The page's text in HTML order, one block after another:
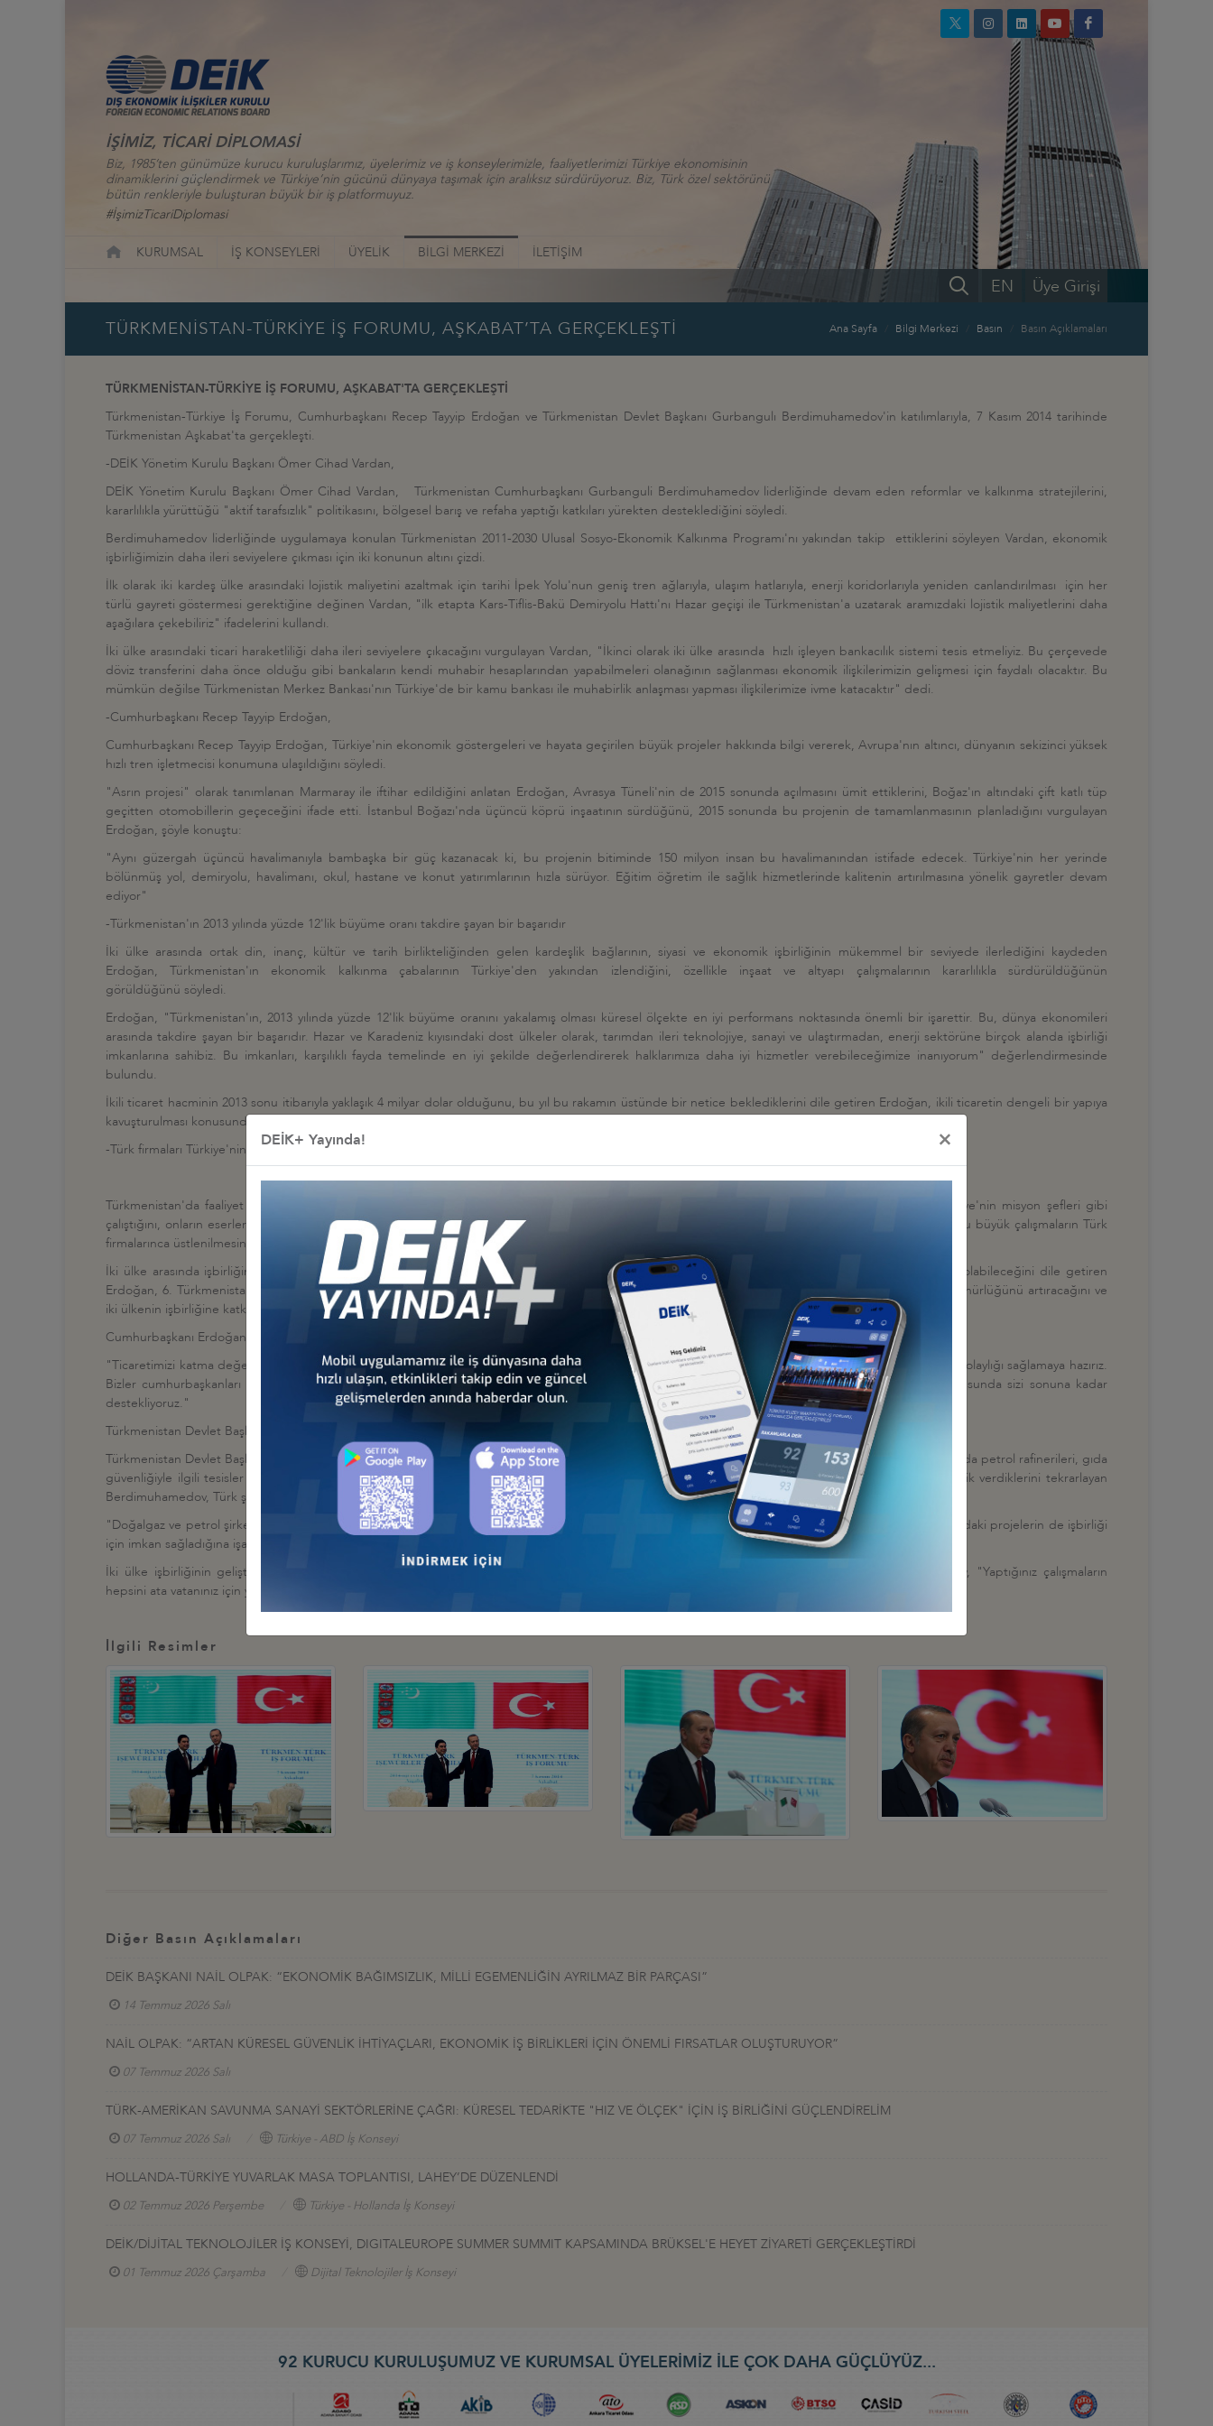
İŞİMİZ, TİCARİ DİPLOMASİ
Biz, 1985’ten günümüze kurucu kuruluşlarımız, üyelerimiz ve iş konseylerimizle, faaliyetlerimizi Türkiye ekonomisinin
dinamiklerini güçlendirmek ve Türkiye’nin gücünü dünyaya taşımak için aralıksız sürdürüyoruz. Biz, Türk özel sektörünü
bütün renkleriyle buluşturan büyük bir iş platformuyuz.
#İşimizTicariDiplomasi
KURUMSAL İŞ KONSEYLERİ ÜYELİK BİLGİ MERKEZİ İLETİŞİM
Üye Girişi
EN
TÜRKMENİSTAN-TÜRKİYE İŞ FORUMU, AŞKABAT’TA GERÇEKLEŞTİ Ana Sayfa Bilgi Merkezi Basın Basın Açıklamaları
TÜRKMENİSTAN-TÜRKİYE İŞ FORUMU, AŞKABAT'TA GERÇEKLEŞTİ
Türkmenistan-Türkiye İş Forumu, Cumhurbaşkanı Recep Tayyip Erdoğan ve Türkmenistan Devlet Başkanı Gurbangulı Berdimuhamedov'in katılımlarıyla, 7 Kasım 2014 tarihinde
Türkmenistan Aşkabat'ta gerçekleşti.
-DEİK Yönetim Kurulu Başkanı Ömer Cihad Vardan,
DEİK Yönetim Kurulu Başkanı Ömer Cihad Vardan, Türkmenistan Cumhurbaşkanı Gurbanguli Berdimuhamedov liderliğinde devam eden reformlar ve kalkınma stratejilerini,
kararlılıkla yürüttüğü "aktif tarafsızlık" politikasını, bölgesel barış ve refaha yaptığı katkıları yürekten desteklediğini söyledi.
Berdimuhamedov liderliğinde uygulamaya konulan Türkmenistan 2011-2030 Ulusal Sosyo-Ekonomik Kalkınma Programı'nı yakından takip ettiklerini söyleyen Vardan, ekonomik
işbirliğimizin daha ileri seviyelere çıkması için iki konunun altını çizdi.
İlk olarak iki kardeş ülke arasındaki lojistik maliyetini azaltmak için tarihi İpek Yolu'nun geniş tren ağlarıyla, ulaşım hatlarıyla, enerji koridorlarıyla yeniden canlandırılması için her
türlü gayreti göstermesi gerektiğine değinen Vardan, "ilk etapta Kars-Tiflis-Bakü Demiryolu Hattı'nı Hazar geçişi ile Türkmenistan'a uzatarak aramızdaki lojistik maliyetlerini daha
aşağılara çekebiliriz" ifadelerini kullandı.
İki ülke arasındaki ticari haraketliliği daha ileri seviyelere çıkacağını vurgulayan Vardan, "İkinci olarak iki ülke arasında hızlı işleyen bankacılık sistemi tesis etmeliyiz. Bu çerçevede
döviz transferini daha önce olduğu gibi bankaların kendi muhabir hesaplarından yapabilmeleri olanağının sağlanması ekonomik ilişkilerimizin gelişmesi için faydalı olacaktır. Bu
mümkün değilse Türkmenistan Merkez Bankası'nın Türkiye'de bir kamu bankası ile muhabirlik anlaşması yapması ilişkilerimize ivme katacaktır" dedi.
-Cumhurbaşkanı Recep Tayyip Erdoğan,
Cumhurbaşkanı Recep Tayyip Erdoğan, Türkiye'nin ekonomik göstergeleri ve hayata geçirilen büyük projeler hakkında bilgi vererek, Avrupa'nın altıncı, dünyanın sekizinci yüksek
hızlı tren işletmecisi konumuna ulaşıldığını söyledi.
"Asrın projesi" olarak tanımlanan Marmaray ile iftihar edildiğini anlatan Erdoğan, Avrasya Tüneli'nin de 2015 sonunda açılmasını ümit ettiklerini, Boğaz'ın altındaki çift katlı tüp
geçitten otomobillerin geçeceğini ifade etti. İstanbul Boğazı'nda üçüncü köprü inşaatının sürdüğünü, 2015 sonunda bu projenin de tamamlanmasının planladığını vurgulayan
Erdoğan, şöyle konuştu:
"Aynı güzergah üçüncü havalimanıyla bambaşka bir güç kazanacak ki, bu projenin bitiminde 150 milyon insan bu havalimanından istifade edecek. Türkiye'nin her yerinde
bölünmüş yol, demiryolu, havalimanı, okul, hastane ve konut yatırımlarının hızla sürüyor. Eğitim öğretim ile sağlık hizmetlerinde kalitenin artırılmasına yönelik gayretler devam
ediyor"
-Türkmenistan'ın 2013 yılında yüzde 12'lik büyüme oranı takdire şayan bir başarıdır
İki ülke arasında ortak din, inanç, kültür ve tarih birlikteliğinden gelen kardeşlik bağlarının, siyasi ve ekonomik işbirliğinin mükemmel bir seviyede ilerlediğini kaydeden
Erdoğan, Türkmenistan'ın ekonomik kalkınma çabalarının Türkiye'den yakından izlendiğini, özellikle inşaat ve altyapı çalışmalarının kararlılıkla sürdürüldüğünün
görüldüğünü söyledi.
Erdoğan, "Türkmenistan'ın, 2013 yılında yüzde 12'lik büyüme oranını yakalamış olması küresel ölçekte en iyi performans noktasında önemli bir işarettir. Bu, dünya ekonomileri
arasında takdire şayan bir başarıdır. Hazar ve Karadeniz kıyısındaki dost ülkeler olarak, tarımdan ileri teknolojiye, sanayi ve ulaştırmadan, enerji sektörüne birçok alanda işbirliği
imkanlarına sahibiz. Bu imkanları, karşılıklı fayda temelinde en iyi şekilde değerlendirerek halklarımıza daha iyi hizmetler verebileceğimize inanıyorum" değerlendirmesinde
bulundu.
İkili ticaret hacminin 2013 sonu itibarıyla yaklaşık 4 milyar dolar olduğunu, bu yıl bu rakamın üstünde bir netice beklediklerini dile getiren Erdoğan, ikili ticaretin dengeli bir yapıya
kavuşturulması konusunda Türkmen tarafıyla hem fikir olduklarını söyledi.
-Türk firmaları Türkiye'nin misyon şefleri gibi çalışıyor
Türkmenistan'da faaliyet gösteren Türk firmalarının başarılarından duyulan memnuniyeti ifade eden Cumhurbaşkanı Erdoğan, Türk firmalarının Türkiye'nin misyon şefleri gibi
çalıştığını, onların eserlerinin iftihar vesilesi olacağını söyledi. Cumhurbaşkanı Erdoğan, arasında Türkmenbaşı-Aşkabat otoyol projelerinin de bulunduğu büyük çalışmaların Türk
firmalarınca üstlenilmesini önemini vurguladı ve "İnşallah bunun da bitimini görür ve birlikte açılışını yaparız" dedi.
İki ülke arasında işbirliğinin geliştirilmesi için atılabilecek adımlar olduğunu, Türk ve Türkmen yatırımcıların üçüncü ülkelerde de yatırım yapma şansı olabileceğini dile getiren
Erdoğan, 6. Türkmenistan Uluslararası Yatırım Forumu'nun 3-4 Mart 2015'te İstanbul'da gerçekleştirileceğini, forumun Türkmenistan'ın uluslararası görünürlüğünü artıracağını ve
iki ülkenin işbirliğine katkı sağlayacağını kaydetti.
Cumhurbaşkanı Erdoğan, konuşmasının sonunda, Türkmen iş çevrelerine de şöyle seslendi:
"Ticaretimizi katma değeri yüksek alanlara taşımalı ve arttırmalıyız. Biz katkı sağlamak ve çalışmaları teşvik için buradayız. Çalışmalarınızda size her türlü kolaylığı sağlamaya hazırız.
Bizler cumhurbaşkanları olarak iki dost ve kardeş ülkenin iş çevreleri arasında kurulacak yeni ortaklıklarla başka ülkelerde beraber iş yapmanız konusunda sizi sonuna kadar
destekliyoruz."
Türkmenistan Devlet Başkanı Gurbangulı Berdimuhamedov
Türkmenistan Devlet Başkanı Gurbangulı Berdimuhamedov da 2030 yılına kadar gerçekleştirilecek büyük sanayi projeleriyle ilgili bilgi vererek bu kapsamda petrol rafinerileri, gıda
güvenliğiyle ilgili tesisler ve çimento fabrikaları inşa edileceğini söyledi. Ülkedeki büyük projelerle ilgili seçimlerde Türkler'e ve Türk şirketlerine öncelik verdiklerini tekrarlayan
Berdimuhamedov, Türk şirketleriyle işbirliği yapmaya devam edileceğini belirtti.
"Doğalgaz ve petrol şirketlerini, Hazar Denizi kıyısındaki lisanslı bölgelere davet ediyorum" ifadesini kullanan Berdimuhamedov, taşımacılık ağı kapsamındaki projelerin de işbirliği
için imkan sağladığına işaret etti.
İki ülke işbirliğinin geliştirilmesi çerçevesinde Cumhurbaşkanı Erdoğan'ın yaptığı çalışmalardan duyulan memnuniyeti dile getiren Berdimuhamedov, "Yaptığınız çalışmaların
hepsini ata vatanınız için yapıyorsunuz. Bu da rızkın, bereketin ve iki devletliliğin bir göstergesidir" diye konuştu.
İlgili Resimler
Diğer Basın Açıklamaları
DEİK BAŞKANI NAİL OLPAK: “EKONOMİK BAĞIMSIZLIK, MİLLİ EGEMENLİĞİN AYRILMAZ BİR PARÇASI”
14 Temmuz 2026 Salı
NAİL OLPAK: “ARTAN KÜRESEL GÜVENLİK İHTİYAÇLARI, EKONOMİK İŞ BİRLİKLERİ İÇİN ÖNEMLİ FIRSATLAR OLUŞTURUYOR”
07 Temmuz 2026 Salı
TÜRK-AMERİKAN SAVUNMA SANAYİ SEKTÖRLERİNE ÇAĞRI: KÜRESEL TEDARİKTE "HIZ VE ÖLÇEK" İÇİN İŞ BİRLİĞİNİ GÜÇLENDİRELİM
07 Temmuz 2026 Salı Türkiye - ABD İş Konseyi
HOLLANDA-TÜRKİYE YUVARLAK MASA TOPLANTISI, LAHEY’DE DÜZENLENDİ
02 Temmuz 2026 Perşembe Türkiye - Hollanda İş Konseyi
DEİK/DİJİTAL TEKNOLOJİLER İŞ KONSEYİ, DIGITALEUROPE SUMMER SUMMIT KAPSAMINDA BRÜKSEL'E HEYET ZİYARETİ GERÇEKLEŞTİRDİ
01 Temmuz 2026 Çarşamba Dijital Teknolojiler İş Konseyi
92 KURUCU KURULUŞUMUZ VE KURUMSAL ÜYELERİMİZ İLE ÇOK DAHA GÜÇLÜYÜZ...
DEİK+ Yayında! ×